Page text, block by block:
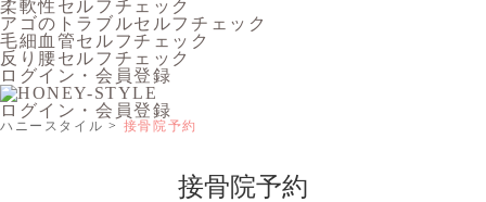
柔軟性セルフチェック
アゴのトラブルセルフチェック
毛細血管セルフチェック
反り腰セルフチェック
ログイン・会員登録
ログイン・会員登録
ハニースタイル 接骨院予約
接骨院予約